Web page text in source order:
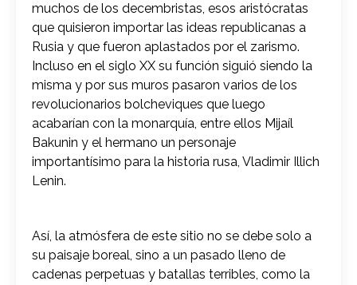
muchos de los decembristas, esos aristócratas
que quisieron importar las ideas republicanas a
Rusia y que fueron aplastados por el zarismo.
Incluso en el siglo XX su función siguió siendo la
misma y por sus muros pasaron varios de los
revolucionarios bolcheviques que luego
acabarían con la monarquía, entre ellos Mijaíl
Bakunin y el hermano un personaje
importantísimo para la historia rusa, Vladimir Illich
Lenin.
Así, la atmósfera de este sitio no se debe solo a
su paisaje boreal, sino a un pasado lleno de
cadenas perpetuas y batallas terribles, como la